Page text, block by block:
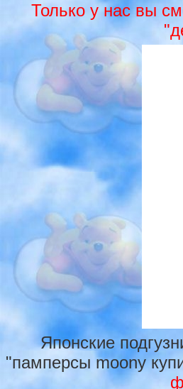
Только у нас вы
Японские
"памперсы moony